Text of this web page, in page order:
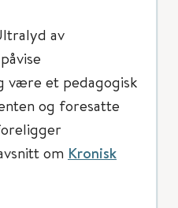
av
være et pedagogisk
og foresatte
om Kronisk